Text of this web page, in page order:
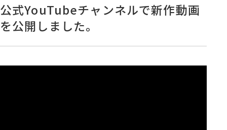
公式YouTubeチャンネルで新作動画
を公開しました。